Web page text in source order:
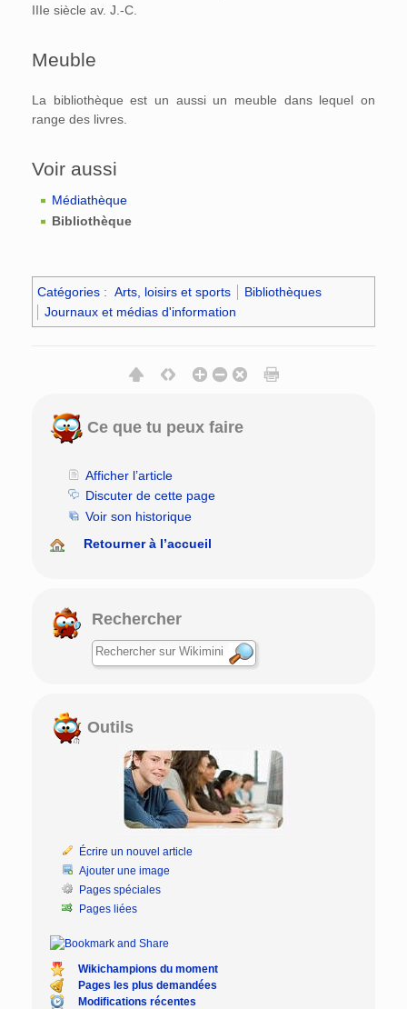
IIIe siècle av. J.-C.
Meuble
La bibliothèque est un aussi un meuble dans lequel on
range des livres.
Voir aussi
Médiathèque
Bibliothèque
Catégories : Arts, loisirs et sports
Bibliothèques
Journaux et médias d'information
Ce que tu peux faire
Afficher l’article
Discuter de cette page
Voir son historique
Retourner à l’accueil
Rechercher
Outils
Écrire un nouvel article
Ajouter une image
Pages spéciales
Pages liées
Wikichampions du moment
Pages les plus demandées
Modifications récentes